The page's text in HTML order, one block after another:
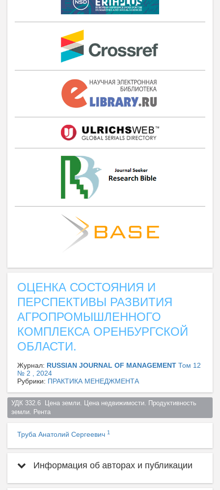
ОЦЕНКА СОСТОЯНИЯ И
ПЕРСПЕКТИВЫ РАЗВИТИЯ
АГРОПРОМЫШЛЕННОГО
КОМПЛЕКСА ОРЕНБУРГСКОЙ
ОБЛАСТИ.
Журнал: RUSSIAN JOURNAL OF MANAGEMENT Том 12
№ 2 , 2024
Рубрики: ПРАКТИКА МЕНЕДЖМЕНТА
УДК 332.6  Цена земли. Цена недвижимости. Продуктивность
земли. Рента
Труба Анатолий Сергеевич 1
Информация об авторах и публикации